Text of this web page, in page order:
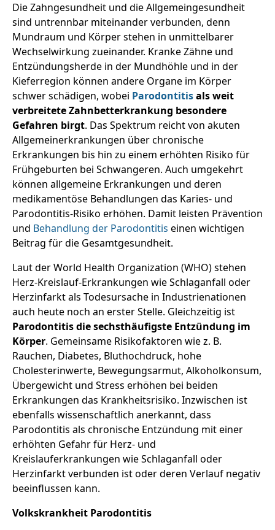
Die Zahngesundheit und die Allgemeingesundheit
sind untrennbar miteinander verbunden, denn
Mundraum und Körper stehen in unmittelbarer
Wechselwirkung zueinander. Kranke Zähne und
Entzündungsherde in der Mundhöhle und in der
Kieferregion können andere Organe im Körper
schwer schädigen, wobei Parodontitisals weit
verbreitete Zahnbetterkrankung besondere
Gefahren birgt. Das Spektrum reicht von akuten
Allgemeinerkrankungen über chronische
Erkrankungen bis hin zu einem erhöhten Risiko für
Frühgeburten bei Schwangeren. Auch umgekehrt
können allgemeine Erkrankungen und deren
medikamentöse Behandlungen das Karies- und
Parodontitis-Risiko erhöhen. Damit leisten Prävention
und Behandlung der Parodontitis einen wichtigen
Beitrag für die Gesamtgesundheit.
Laut der World Health Organization (WHO) stehen
Herz-Kreislauf-Erkrankungen wie Schlaganfall oder
Herzinfarkt als Todesursache in Industrienationen
auch heute noch an erster Stelle. Gleichzeitig ist
Parodontitis die sechsthäufigste Entzündung im
Körper. Gemeinsame Risikofaktoren wie z. B.
Rauchen, Diabetes, Bluthochdruck, hohe
Cholesterinwerte, Bewegungsarmut, Alkoholkonsum,
Übergewicht und Stress erhöhen bei beiden
Erkrankungen das Krankheitsrisiko. Inzwischen ist
ebenfalls wissenschaftlich anerkannt, dass
Parodontitis als chronische Entzündung mit einer
erhöhten Gefahr für Herz- und
Kreislauferkrankungen wie Schlaganfall oder
Herzinfarkt verbunden ist oder deren Verlauf negativ
beeinflussen kann.
Volkskrankheit Parodontitis